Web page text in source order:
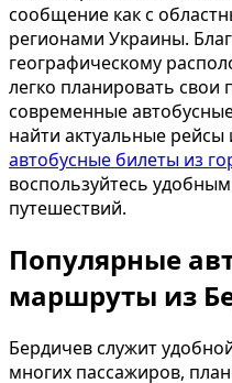
сообщение как с
регионами Украины.
географическому
легко планировать свои
современные
найти актуальные
автобусные билеты из
воспользуйтесь
путешествий.
Популярные
маршруты из
Бердичев служит
многих пассажиров,